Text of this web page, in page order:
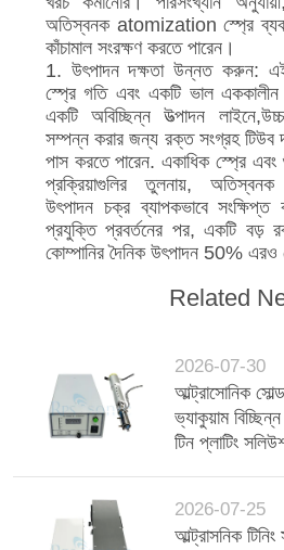
অতিস্বনক atomization স্প্রে
কাঁচামাল সংরক্ষণ করতে পারেন।
1. উৎপাদন দক্ষতা উন্নত করুন:
স্প্রে গতি এবং একটি ভাল এককালীন
একটি অবিচ্ছিন্ন উত্পাদন
সম্পন্ন করার জন্য রক্ত সংগ্রহ টিউব
পাস করতে পারেন. একাধিক স্প্রে
প্রক্রিয়াগুলির তুলনায়,
উৎপাদন চক্র ব্যাপকভাবে
প্রযুক্তি প্রবর্তনের পর, একটি বড়
কোম্পানির দৈনিক উৎপাদন 50% এরও
Related
2026-07-30
আল্ট্রাসোনিক
ভ্যাকুয়াম
টিন প্লাটিং
2026-07-25
আল্ট্রাসনিক